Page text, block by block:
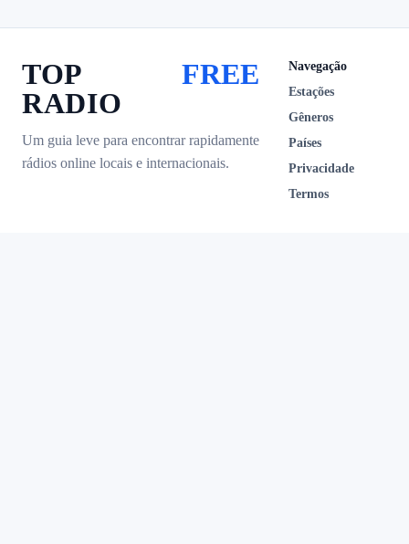
TOP
RADIO
FREE
Um guia leve para encontrar rapidamente
rádios online locais e internacionais.
Navegação
Estações
Gêneros
Países
Privacidade
Termos